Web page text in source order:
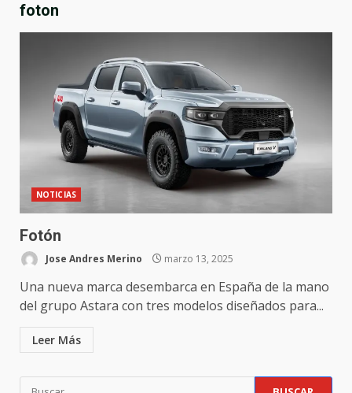
foton
NOTICIAS
Fotón
Jose Andres Merino marzo 13, 2025
Una nueva marca desembarca en España de la mano
del grupo Astara con tres modelos diseñados para...
Leer Más